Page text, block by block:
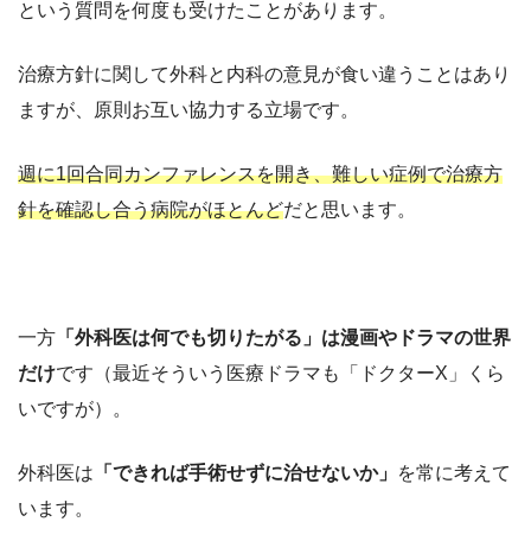
という質問を何度も受けたことがあります。
治療方針に関して外科と内科の意見が食い違うことはあり
ますが、原則お互い協力する立場です。
週に1回合同カンファレンスを開き、難しい症例で治療方
針を確認し合う病院がほとんどだと思います。
一方 「外科医は何でも切りたがる」は漫画やドラマの世界
だけです（最近そういう医療ドラマも「ドクターX」くら
いですが）。
外科医は 「できれば手術せずに治せないか」 を常に考えて
います。